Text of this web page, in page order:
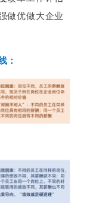
做优做大企业
：